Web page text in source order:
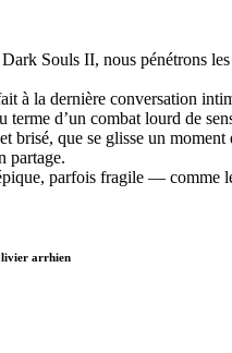
Souls II, nous pénétrons
à la dernière conversation
terme d’un combat lourd de
brisé, que se glisse un
partage.
parfois fragile — comme
arrhien